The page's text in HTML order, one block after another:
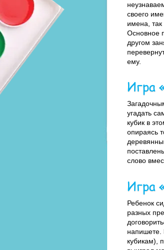
своего
имена,
Основное
другом
ему.
Игра
угадать
кубик в
опираясь
слово
Игра
Ребенок
разных
напишете.
кубикам),